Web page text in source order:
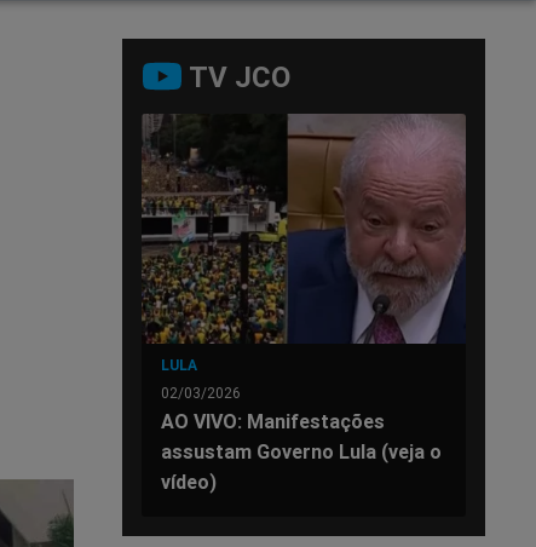
TV JCO
LULA
02/03/2026
AO VIVO: Manifestações
assustam Governo Lula (veja o
vídeo)